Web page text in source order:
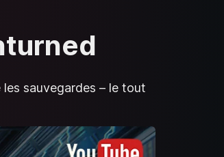
sauvegardes – le tout